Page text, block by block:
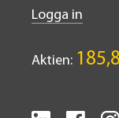
Logga in
Aktien: